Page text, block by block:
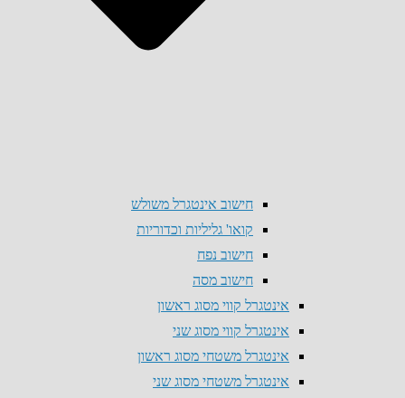
חישוב אינטגרל משולש
קואו' גליליות וכדוריות
חישוב נפח
חישוב מסה
אינטגרל קווי מסוג ראשון
אינטגרל קווי מסוג שני
אינטגרל משטחי מסוג ראשון
אינטגרל משטחי מסוג שני